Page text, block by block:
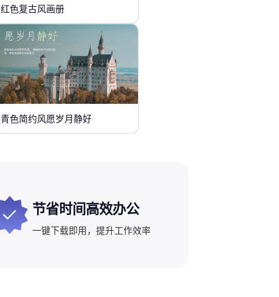
红色复古风画册
青色简约风愿岁月静好
节省时间高效办公
一键下载即用，提升工作效率